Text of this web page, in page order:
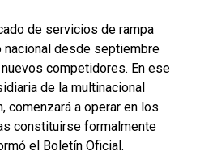
de servicios de rampa
nacional desde septiembre
competidores. En ese
de la multinacional
comenzará a operar en los
constituirse formalmente
el Boletín Oficial.